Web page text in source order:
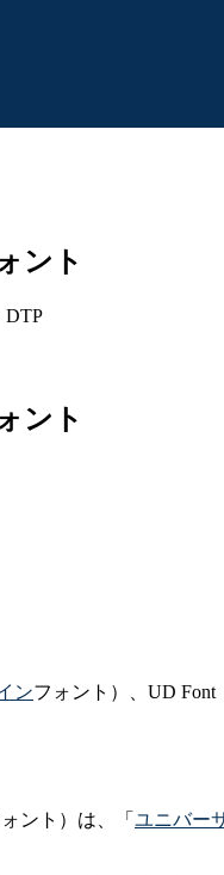
ント
DTP
ント
ンフォント）、UD Font
ント）は、「 ユニバー